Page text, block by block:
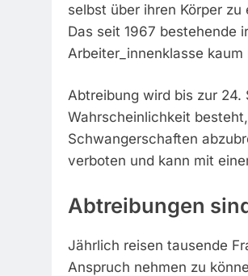
selbst über ihren Körper zu
Das seit 1967 bestehende
Arbeiter_innenklasse
Abtreibung wird bis zur
Wahrscheinlichkeit
Schwangerschaften
verboten und kann mit
Abtreibungen
Jährlich reisen tausende
Anspruch nehmen zu